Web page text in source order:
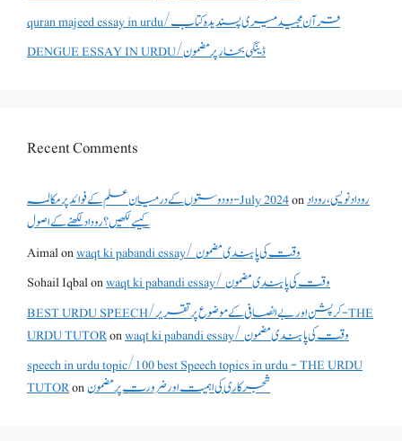
quran majeed essay in urdu/قرآن مجید میری پسندیدہ کتاب
DENGUE ESSAY IN URDU/ڈینگی بخار پر مضمون
Recent Comments
دو دوستوں کے درمیان علم کے فوائد پر مکالمہ - July 2024onروداد نویسی ،روداد
کیسے لکھیں؟ روداد لکھنے کے اصول
Aimalon
waqt ki pabandi essay/ وقت کی پابندی مضمون
Sohail Iqbalon
waqt ki pabandi essay/ وقت کی پابندی مضمون
BEST URDU SPEECH/کرپشن اور بے انصافی کے موضوع پر تقریر - THE
URDU TUTORon
waqt ki pabandi essay/ وقت کی پابندی مضمون
speech in urdu topic/100 best Speech topics in urdu - THE URDU
TUTORonشجرکاری کی اہمیت اور ضرورت پر مضمون